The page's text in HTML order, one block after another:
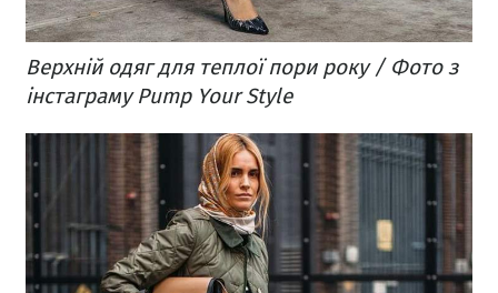
Верхній одяг для теплої пори року / Фото з
інстаграму Pump Your Style